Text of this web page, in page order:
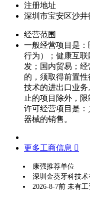
注册地址
深圳市宝安区沙
经营范围
一般经营项目是
行为）；健康互
发；国内贸易；
的，须取得前置
技术的进出口业
止的项目除外，
许可经营项目是
器械的销售。
更多工商信息 
康强推荐单位
深圳金葵牙科技术
2026-8-7前 未有